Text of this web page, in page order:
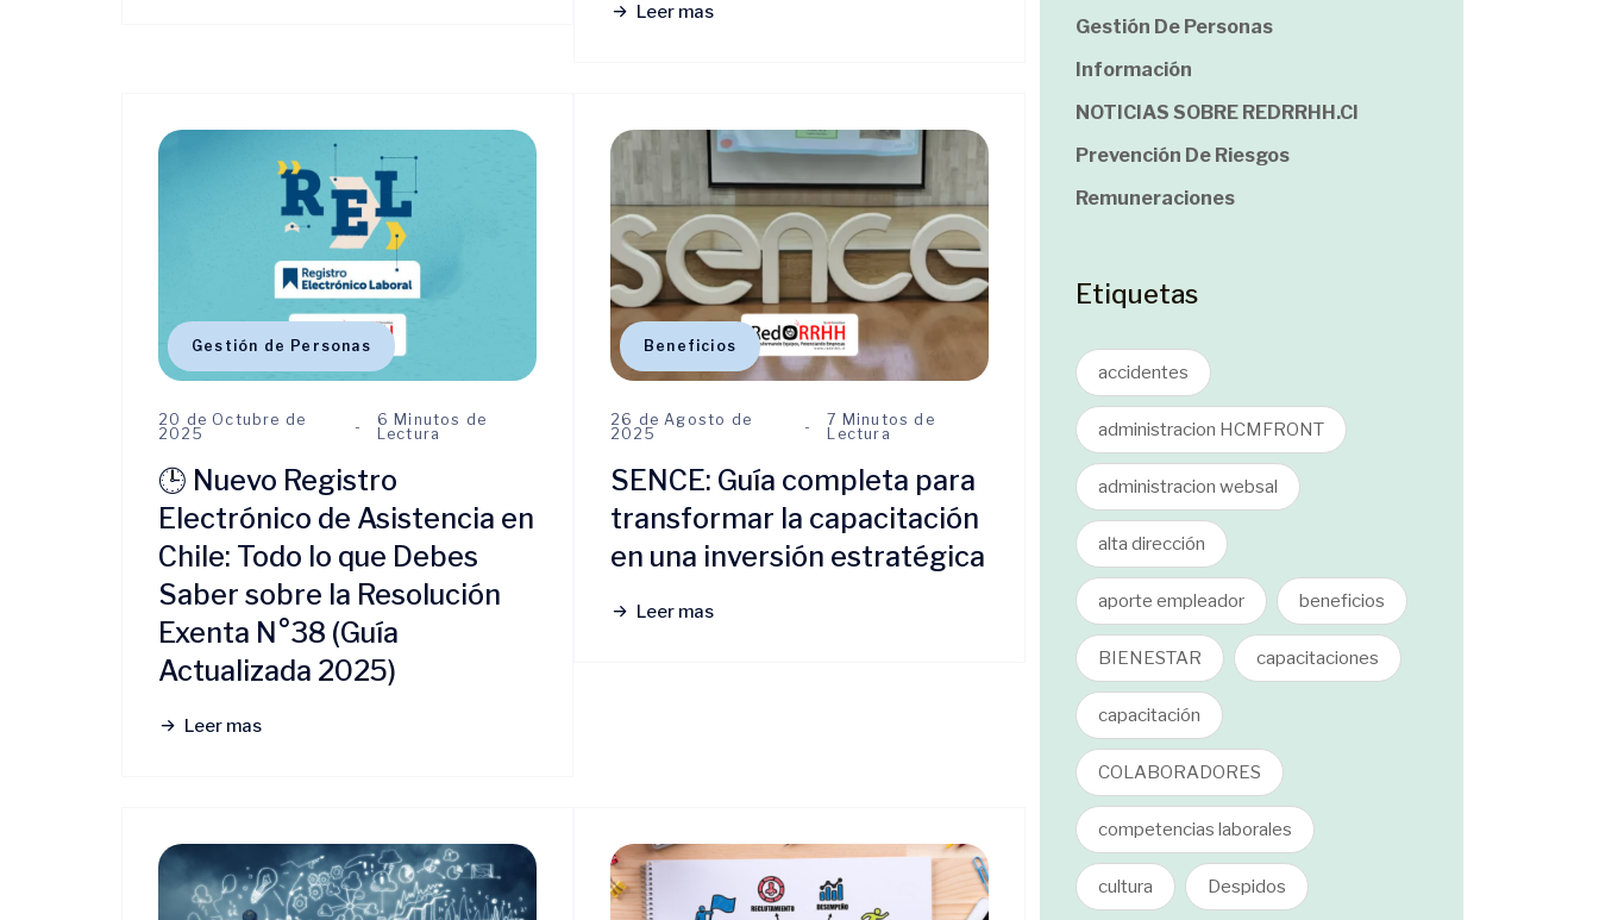
Leer mas
Gestión de Personas
20 de Octubre de
2025
6 Minutos de
Lectura
🕒 Nuevo Registro
Electrónico de Asistencia en
Chile: Todo lo que Debes
Saber sobre la Resolución
Exenta N°38 (Guía
Actualizada 2025)
Leer mas
Beneficios
26 de Agosto de
2025
7 Minutos de
Lectura
SENCE: Guía completa para
transformar la capacitación
en una inversión estratégica
Leer mas
Gestión De Personas
Información
NOTICIAS SOBRE REDRRHH.cl
Prevención De Riesgos
Remuneraciones
Etiquetas
accidentes
administracion HCMFRONT
administracion websal
alta dirección
aporte empleador beneficios
BIENESTAR capacitaciones
capacitación
COLABORADORES
competencias laborales
cultura Despidos